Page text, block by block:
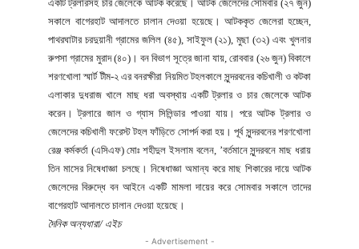
একটি ট্রলারসহ চার জেলেকে আটক করেছে। আটক জেলেদের সোমবার (২৭ জুন)
সকালে বাগেরহাট আদালতে চালান দেওয়া হয়েছে। আটককৃত জেলেরা হচ্ছেন,
পাথরঘাটার চরদুয়ানী গ্রামের জলিল (৪৫), সাইফুল (২১), মুছা (৩২) এবং খুলনার
রুপসা গ্রামের মুরাদ (৪০)। বন বিভাগ সূত্রে জানা যায়, রোববার (২৬ জুন) বিকালে
শরণখোলা স্মার্ট টীম-২ এর বনরক্ষীরা নিয়মিত টহলকালে সুন্দরবনের কচিখালী ও কটকা
এলাকার দুধরাজ খালে মাছ ধরা অবস্থায় একটি ট্রলার ও চার জেলেকে আটক
করেন। ট্রলারে জাল ও গ্যাস সিলিন্ডার পাওয়া যায়। পরে আটক ট্রলার ও
জেলেদের কচিখালী ফরেস্ট টহল ফাঁড়িতে সোপর্দ করা হয়। পূর্ব সুন্দরবনের শরণখোলা
রেঞ্জ কর্মকর্তা (এসিএফ) মোঃ শহীদুল ইসলাম বলেন, ’বর্তমানে সুন্দরবনে মাছ ধরায়
তিন মাসের নিষেধাজ্ঞা চলছে। নিষেধাজ্ঞা অমান্য করে মাছ শিকারের দায়ে আটক
জেলেদের বিরুদ্ধে বন আইনে একটি মামলা দায়ের করে সোমবার সকালে তাদের
বাগেরহাট আদালতে চালান দেওয়া হয়েছে।
দৈনিক অন্যধারা/ এইচ
- Advertisement -